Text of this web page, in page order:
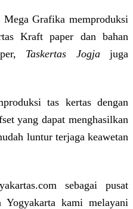
Mega Grafika memproduksi
Kraft paper dan bahan
Taskertas Jogjajuga
tas kertas dengan
yang dapat menghasilkan
luntur terjaga keawetan
sebagai pusat
Yogyakarta kami melayani